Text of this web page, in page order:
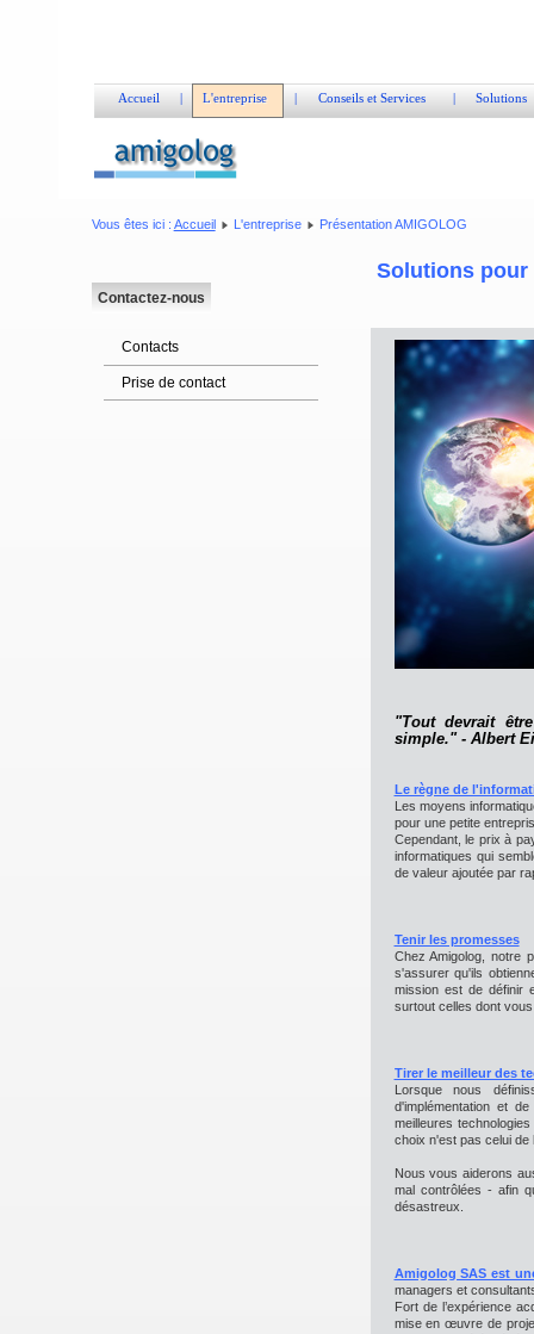
Accueil | L'entreprise | Conseils et Services | Solutions
Vous êtes ici : Accueil L'entreprise Présentation AMIGOLOG
Contactez-nous
Contacts
Prise de contact
Solutions pour
"Tout devrait
simple." - Albert
Le règne de
Les moyens
pour une petite
Cependant, le prix à
informatiques qui
de valeur ajoutée par
Tenir les promesses
Chez Amigolog, notre
s'assurer qu'ils
mission est de définir
surtout celles dont
Tirer le meilleur des
Lorsque nous
d'implémentation et
meilleures
choix n'est pas celui de
Nous vous aiderons
mal contrôlées - afin
désastreux.
Amigolog SAS est
managers et
Fort de l’expérience
mise en œuvre de